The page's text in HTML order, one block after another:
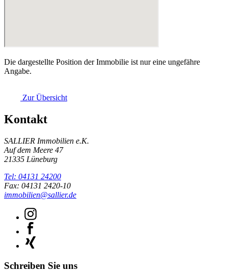
Die dargestellte Position der Immobilie ist nur eine ungefähre
Angabe.
Zur Übersicht
Kontakt
SALLIER Immobilien e.K.
Auf dem Meere 47
21335 Lüneburg
Tel: 04131 24200
Fax: 04131 2420-10
immobilien@sallier.de
Schreiben Sie uns